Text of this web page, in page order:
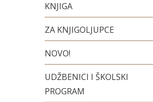
KNJIGA
ZA KNJIGOLJUPCE
NOVO!
UDŽBENICI I ŠKOLSKI
PROGRAM